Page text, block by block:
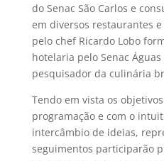
do Senac São Carlos e
em diversos restaurantes
pelo chef Ricardo Lobo
hotelaria pelo Senac
pesquisador da culinária
Tendo em vista os
programação e com o
intercâmbio de ideias,
seguimentos participarão